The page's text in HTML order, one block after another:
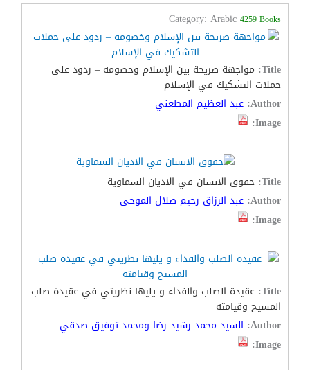
Category: Arabic 4259 Books
Title: مواجهة صريحة بين الإسلام وخصومه – ردود على
حملات التشكيك في الإسلام
Author: عبد العظيم المطعني
Image:
Title: حقوق الانسان في الاديان السماوية
Author: عبد الرزاق رحيم صلال الموحى
Image:
Title: عقيدة الصلب والفداء و يليها نظريتي في عقيدة صلب
المسيح وقيامته
Author: السيد محمد رشيد رضا ومحمد توفيق صدقي
Image: